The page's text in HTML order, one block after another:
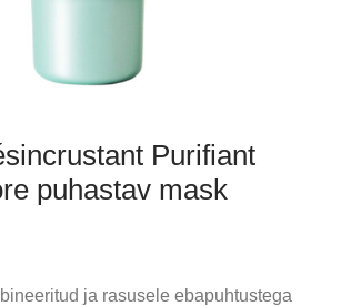
Purifiant
puhastav mask
ja rasusele ebapuhtustega